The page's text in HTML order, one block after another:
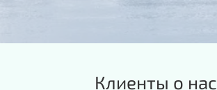
Клиенты о нас